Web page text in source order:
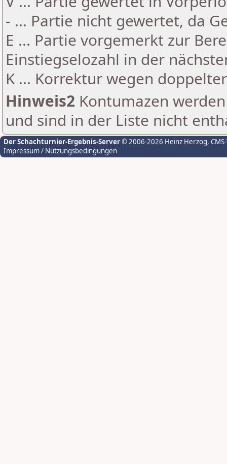
- ... Partie nicht gewertet, da
E ... Partie vorgemerkt zur
Einstiegselozahl in der
K ... Korrektur wegen
Hinweis2 Kontumazen
und sind in der Liste nicht
Der Schachturnier-Ergebnis-Server© 2006-2026 Heinz Herzog,
Impressum / Nutzungsbedingungen